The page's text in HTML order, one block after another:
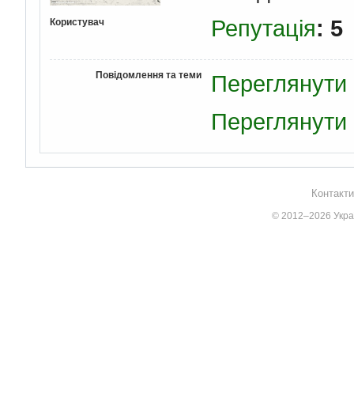
Користувач
Репутація: 5
Повідомлення та теми
Переглянути
Переглянути
© 2012–2026